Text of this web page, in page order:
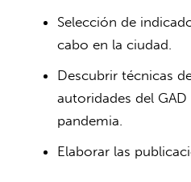
Selección de
cabo en la ciudad.
Descubrir técnicas
autoridades del
pandemia.
Elaborar las